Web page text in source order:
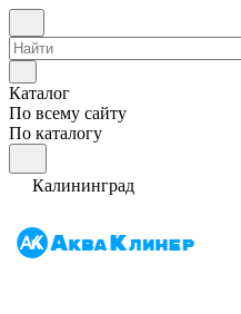
Каталог
По всему сайту
По каталогу
Калининград